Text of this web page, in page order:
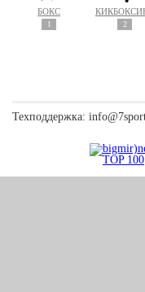
БОКС
1 2
Техподдержка: